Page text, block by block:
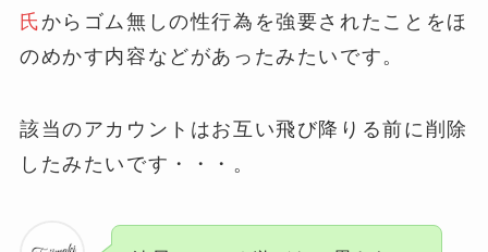
氏 からゴム無しの性行為を強要されたことをほ
のめかす内容などがあったみたいです。
該当のアカウントはお互い飛び降りる前に削除
したみたいです・・・。